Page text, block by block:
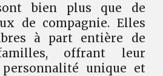
bien plus que de
de compagnie. Elles
à part entière de
offrant leur
unique et